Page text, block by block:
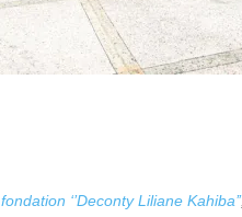
fondation ‘’Deconty Liliane Kahiba’’